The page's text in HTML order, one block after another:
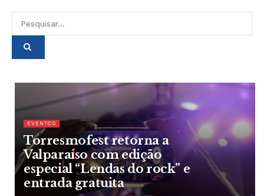
EVENTOS
Torresmofest retorna a
Valparaíso com edição
especial “Lendas do rock” e
entrada gratuita